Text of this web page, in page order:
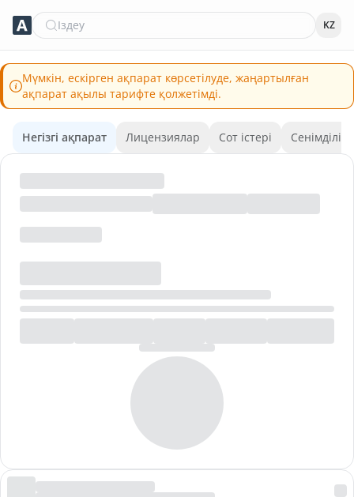
Іздеу KZ
Мүмкін, ескірген ақпарат көрсетілуде, жаңартылған
ақпарат ақылы тарифте қолжетімді.
Негізгі ақпарат Лицензиялар Сот істері Сенімділік